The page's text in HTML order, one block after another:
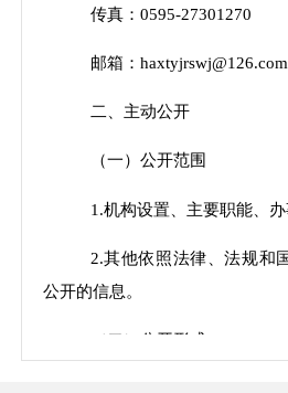
传真：0595-27301270
邮箱：haxtyjrswj@126.com
二、主动公开
（一）公开范围
1.机构设置、主要职能、
2.其他依照法律、法规和
公开的信息。
（二）公开形式